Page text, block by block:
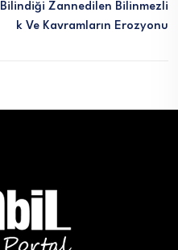
Bilindiği Zannedilen Bilinmezli
K Ve Kavramların Erozyonu